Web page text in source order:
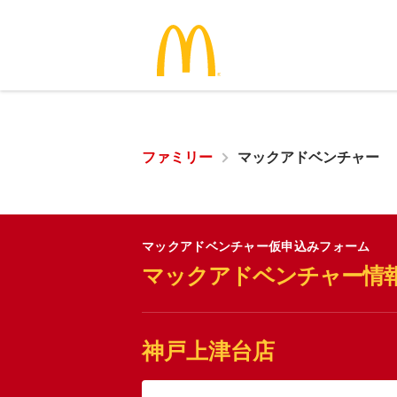
ファミリー マックアドベンチャー
マックアドベンチャー仮申込みフォーム
マックアドベンチャー情
神戸上津台店